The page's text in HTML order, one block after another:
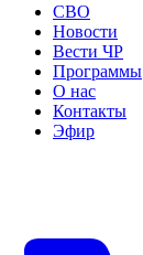
СВО
Новости
Вести ЧР
Программы
О нас
Контакты
Эфир